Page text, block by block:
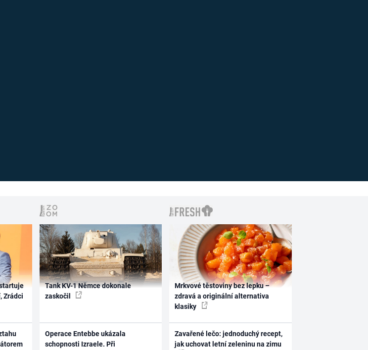
Zrádci
Tank KV-1 Němce dokonale
zaskočil
Operace Entebbe ukázala
schopnosti Izraele. Při
Mrkvové těstoviny bez lepku –
zdravá a originální alternativa
klasiky
Zavařené lečo: jednoduchý recept,
jak uchovat letní zeleninu na zimu